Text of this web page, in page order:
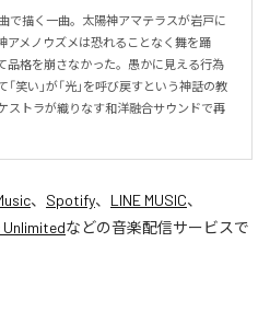
で描く一曲。太陽神アマテラスが岩戸に
アメノウズメは恐れることなく舞を踊
品格を崩さなかった。愚かに見える行為
笑い」が「光」を呼び戻すという神話の教
ストラが織りなす和洋融合サウンドで再
、 Spotify、 LINE MUSIC、
Unlimitedなどの音楽配信サービスで